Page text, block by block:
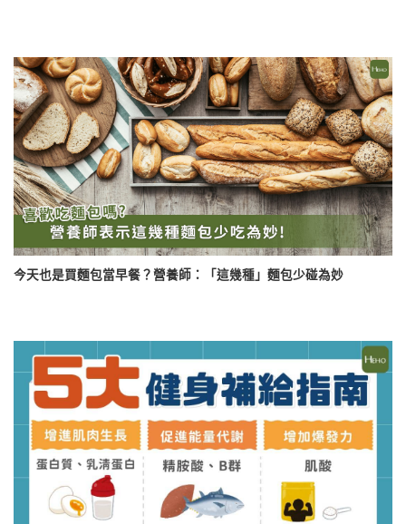
今天也是買麵包當早餐？營養師：「這幾種」麵包少碰為妙